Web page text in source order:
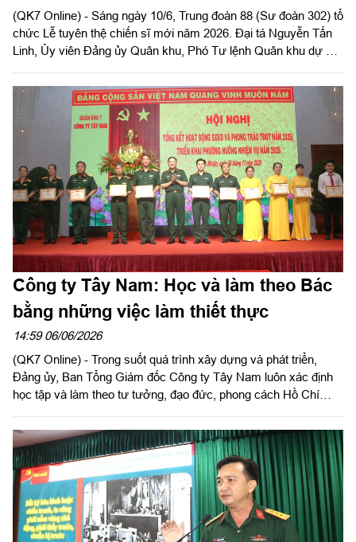
(QK7 Online) - Sáng ngày 10/6, Trung đoàn 88 (Sư đoàn 302) tổ
chức Lễ tuyên thệ chiến sĩ mới năm 2026. Đại tá Nguyễn Tấn
Linh, Ủy viên Đảng ủy Quân khu, Phó Tư lệnh Quân khu dự và
Chủ nhiệm Chính trị Quân khu cùng thủ trưởng các phòng
chức năng Quân khu.
Công ty Tây Nam: Học và làm theo Bác
bằng những việc làm thiết thực
14:59 06/06/2026
(QK7 Online) - Trong suốt quá trình xây dựng và phát triển,
Đảng ủy, Ban Tổng Giám đốc Công ty Tây Nam luôn xác định
học tập và làm theo tư tưởng, đạo đức, phong cách Hồ Chí
sức chiến đấu của tổ chức Đảng, xây dựng doanh nghiệp phát
triển bền vững. Từ nhận thức đến hành động, việc học và làm
theo Bác được cụ thể hóa bằng những mô hình, cách làm sáng
tạo, góp phần hoàn thành xuất sắc nhiệm vụ quốc phòng và sản
xuất, kinh doanh (SXKD).